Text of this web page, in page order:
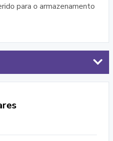
para o armazenamento